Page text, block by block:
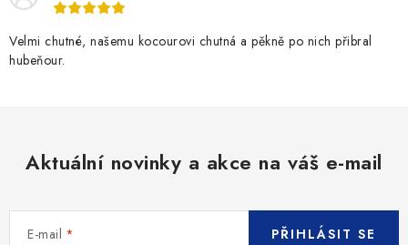
Velmi chutné, našemu kocourovi chutná a pěkně po nich přibral
hubeňour.
Aktuální novinky a akce na váš e-mail
E-mail PŘIHLÁSIT SE